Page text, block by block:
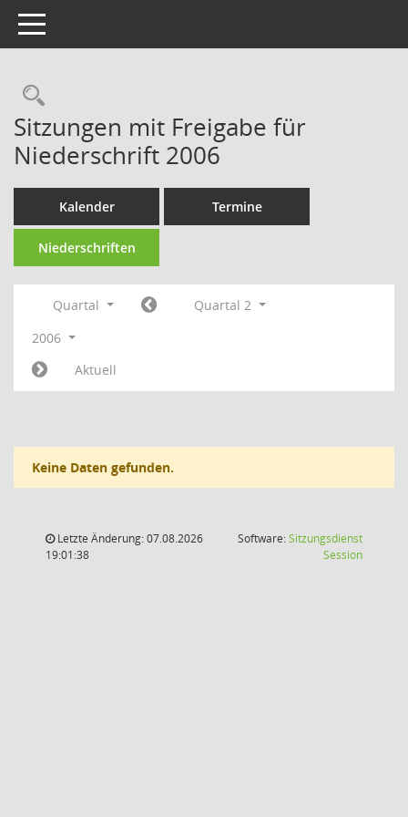
Toggle navigation
Rechercheauswahl
Sitzungen mit Freigabe für
Niederschrift 2006
Kalender Termine
Niederschriften
Quartal
Quartal 2
2006
Aktuell
Keine Daten gefunden.
Letzte Änderung: 07.08.2026
19:01:38
Software:Sitzungsdienst
Session(Wird in